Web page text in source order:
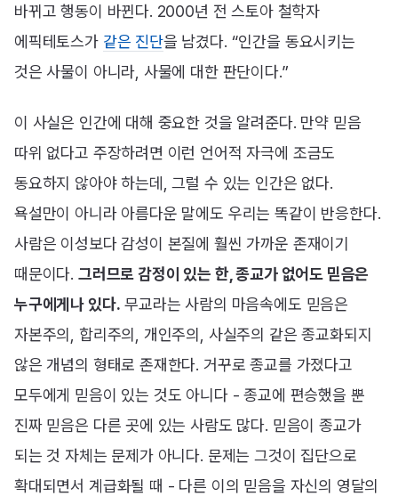
바뀌고 행동이 바뀐다. 2000년 전 스토아 철학자
에픽테토스가 같은 진단을 남겼다. “인간을 동요시키는
것은 사물이 아니라, 사물에 대한 판단이다.”
이 사실은 인간에 대해 중요한 것을 알려준다. 만약 믿음
따위 없다고 주장하려면 이런 언어적 자극에 조금도
동요하지 않아야 하는데, 그럴 수 있는 인간은 없다.
욕설만이 아니라 아름다운 말에도 우리는 똑같이 반응한다.
사람은 이성보다 감성이 본질에 훨씬 가까운 존재이기
때문이다. 그러므로 감정이 있는 한, 종교가 없어도 믿음은
누구에게나 있다. 무교라는 사람의 마음속에도 믿음은
자본주의, 합리주의, 개인주의, 사실주의 같은 종교화되지
않은 개념의 형태로 존재한다. 거꾸로 종교를 가졌다고
모두에게 믿음이 있는 것도 아니다 - 종교에 편승했을 뿐
진짜 믿음은 다른 곳에 있는 사람도 많다. 믿음이 종교가
되는 것 자체는 문제가 아니다. 문제는 그것이 집단으로
확대되면서 계급화될 때 - 다른 이의 믿음을 자신의 영달의